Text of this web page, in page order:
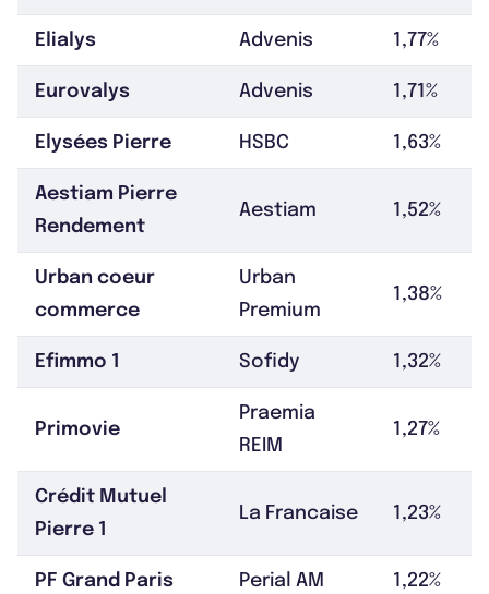
Elialys Advenis 1,77%
Eurovalys Advenis 1,71%
Elysées Pierre HSBC 1,63%
Aestiam Pierre
Rendement
Aestiam 1,52%
Urban coeur
commerce
Urban
Premium
1,38%
Efimmo 1 Sofidy 1,32%
Primovie
Praemia
REIM
1,27%
Crédit Mutuel
Pierre 1
La Francaise 1,23%
PF Grand Paris Perial AM 1,22%